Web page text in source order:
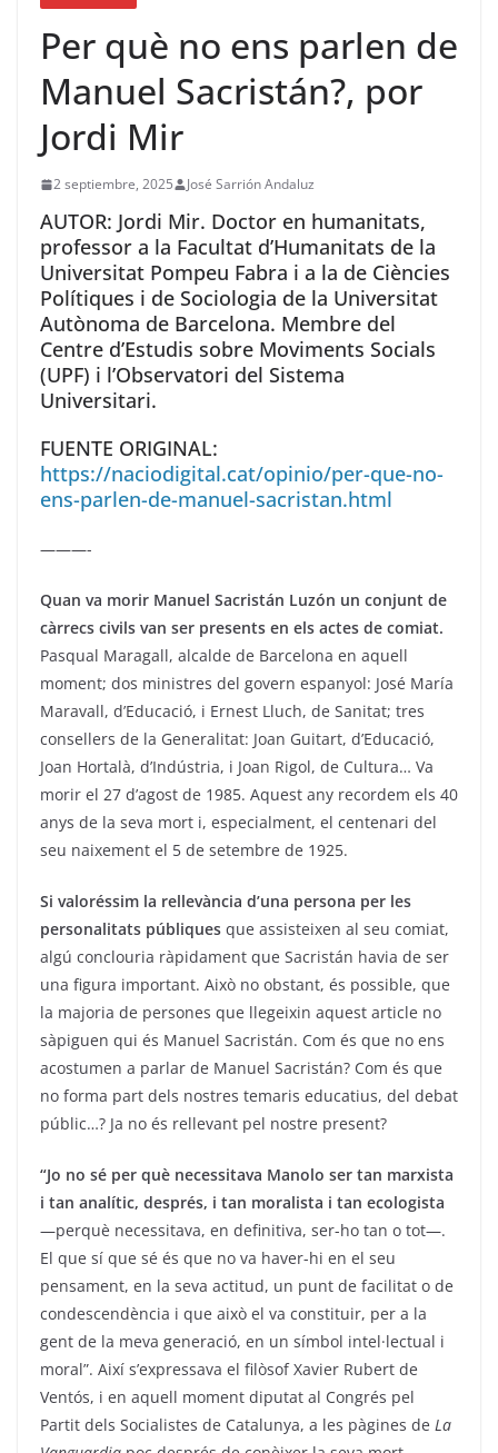
Per què no ens parlen de
Manuel Sacristán?, por
Jordi Mir
2 septiembre, 2025 José Sarrión Andaluz
AUTOR: Jordi Mir. Doctor en humanitats,
professor a la Facultat d’Humanitats de la
Universitat Pompeu Fabra i a la de Ciències
Polítiques i de Sociologia de la Universitat
Autònoma de Barcelona. Membre del
Centre d’Estudis sobre Moviments Socials
(UPF) i l’Observatori del Sistema
Universitari.
FUENTE ORIGINAL:
https://naciodigital.cat/opinio/per-que-no-
ens-parlen-de-manuel-sacristan.html
———-
Quan va morir Manuel Sacristán Luzón un conjunt de
càrrecs civils van ser presents en els actes de comiat.
Pasqual Maragall, alcalde de Barcelona en aquell
moment; dos ministres del govern espanyol: José María
Maravall, d’Educació, i Ernest Lluch, de Sanitat; tres
consellers de la Generalitat: Joan Guitart, d’Educació,
Joan Hortalà, d’Indústria, i Joan Rigol, de Cultura… Va
morir el 27 d’agost de 1985. Aquest any recordem els 40
anys de la seva mort i, especialment, el centenari del
seu naixement el 5 de setembre de 1925.
Si valoréssim la rellevància d’una persona per les
personalitats públiques que assisteixen al seu comiat,
algú conclouria ràpidament que Sacristán havia de ser
una figura important. Això no obstant, és possible, que
la majoria de persones que llegeixin aquest article no
sàpiguen qui és Manuel Sacristán. Com és que no ens
acostumen a parlar de Manuel Sacristán? Com és que
no forma part dels nostres temaris educatius, del debat
públic…? Ja no és rellevant pel nostre present?
“Jo no sé per què necessitava Manolo ser tan marxista
i tan analític, després, i tan moralista i tan ecologista
—perquè necessitava, en definitiva, ser-ho tan o tot—.
El que sí que sé és que no va haver-hi en el seu
pensament, en la seva actitud, un punt de facilitat o de
condescendència i que això el va constituir, per a la
gent de la meva generació, en un símbol intel·lectual i
moral”. Així s’expressava el filòsof Xavier Rubert de
Ventós, i en aquell moment diputat al Congrés pel
Partit dels Socialistes de Catalunya, a les pàgines de La